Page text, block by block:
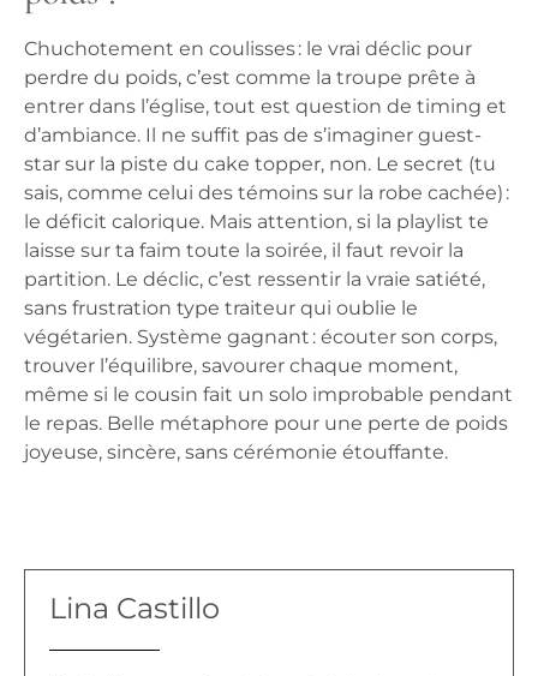
Chuchotement en coulisses : le vrai déclic pour
perdre du poids, c’est comme la troupe prête à
entrer dans l’église, tout est question de timing et
d’ambiance. Il ne suffit pas de s’imaginer guest-
star sur la piste du cake topper, non. Le secret (tu
sais, comme celui des témoins sur la robe cachée) :
le déficit calorique. Mais attention, si la playlist te
laisse sur ta faim toute la soirée, il faut revoir la
partition. Le déclic, c’est ressentir la vraie satiété,
sans frustration type traiteur qui oublie le
végétarien. Système gagnant : écouter son corps,
trouver l’équilibre, savourer chaque moment,
même si le cousin fait un solo improbable pendant
le repas. Belle métaphore pour une perte de poids
joyeuse, sincère, sans cérémonie étouffante.
Lina Castillo